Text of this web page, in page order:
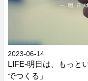
2023-06-14
LIFE‐明日は、もっと
でつくる」